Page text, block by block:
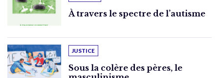
À travers le spectre de l’autisme
JUSTICE
Sous la colère des pères, le